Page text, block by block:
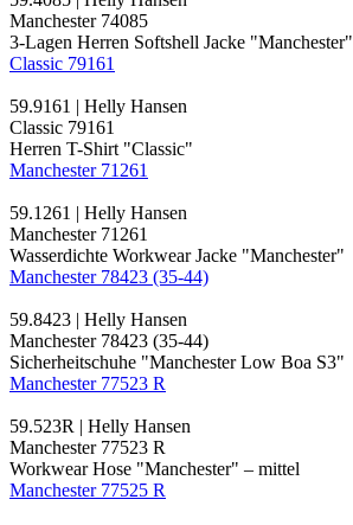
Manchester 74085
3-Lagen Herren Softshell Jacke "Manchester"
Classic 79161
59.9161 | Helly Hansen
Classic 79161
Herren T-Shirt "Classic"
Manchester 71261
59.1261 | Helly Hansen
Manchester 71261
Wasserdichte Workwear Jacke "Manchester"
Manchester 78423 (35-44)
59.8423 | Helly Hansen
Manchester 78423 (35-44)
Sicherheitschuhe "Manchester Low Boa S3"
Manchester 77523 R
59.523R | Helly Hansen
Manchester 77523 R
Workwear Hose "Manchester" – mittel
Manchester 77525 R